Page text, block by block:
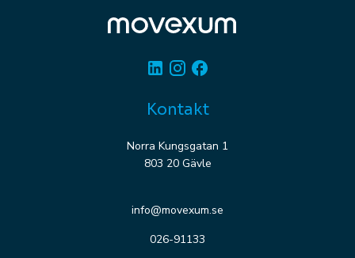
LinkedinInstagram
Kontakt
Norra Kungsgatan 1
803 20 Gävle
info@movexum.se
026-91133